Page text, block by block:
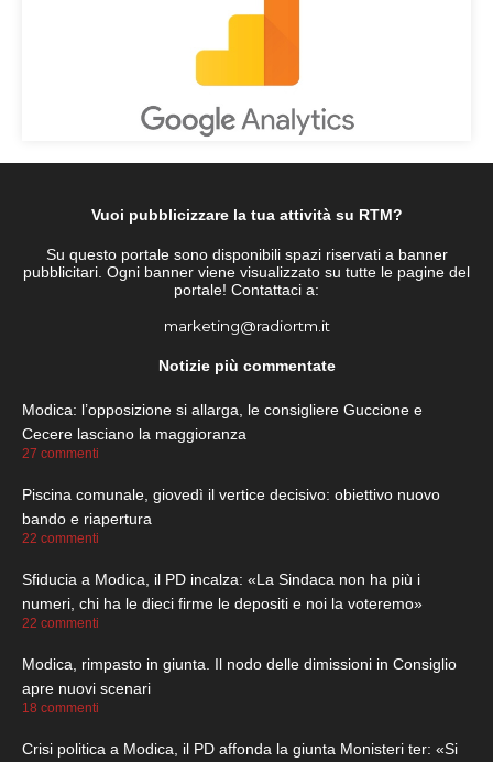
Vuoi pubblicizzare la tua attività su RTM?
Su questo portale sono disponibili spazi riservati a banner
pubblicitari. Ogni banner viene visualizzato su tutte le pagine del
portale! Contattaci a:
marketing@radiortm.it
Notizie più commentate
Modica: l’opposizione si allarga, le consigliere Guccione e
Cecere lasciano la maggioranza
27 commenti
Piscina comunale, giovedì il vertice decisivo: obiettivo nuovo
bando e riapertura
22 commenti
Sfiducia a Modica, il PD incalza: «La Sindaca non ha più i
numeri, chi ha le dieci firme le depositi e noi la voteremo»
22 commenti
Modica, rimpasto in giunta. Il nodo delle dimissioni in Consiglio
apre nuovi scenari
18 commenti
Crisi politica a Modica, il PD affonda la giunta Monisteri ter: «Si